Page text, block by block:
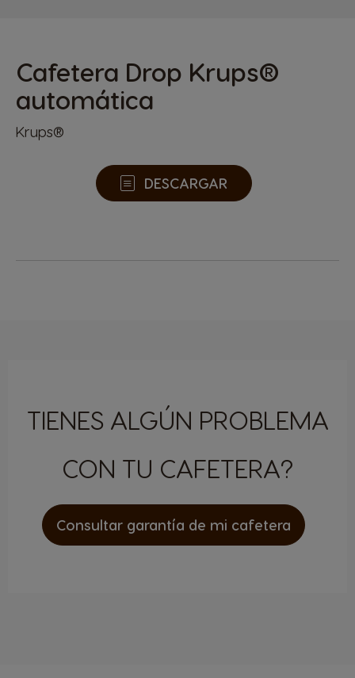
Cafetera Drop Krups®
automática
Krups®
DESCARGAR
TIENES ALGÚN PROBLEMA
CON TU CAFETERA?
Consultar garantía de mi cafetera